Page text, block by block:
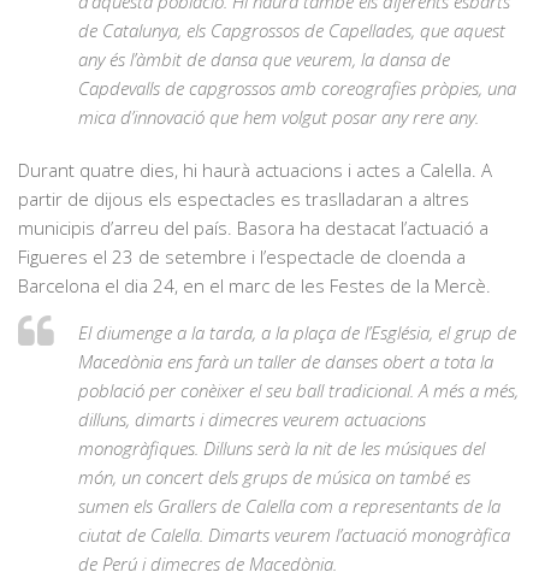
de Catalunya, els Capgrossos de Capellades, que aquest
any és l’àmbit de dansa que veurem, la dansa de
Capdevalls de capgrossos amb coreografies pròpies, una
mica d’innovació que hem volgut posar any rere any.
Durant quatre dies, hi haurà actuacions i actes a Calella. A
partir de dijous els espectacles es traslladaran a altres
municipis d’arreu del país. Basora ha destacat l’actuació a
Figueres el 23 de setembre i l’espectacle de cloenda a
Barcelona el dia 24, en el marc de les Festes de la Mercè.
El diumenge a la tarda, a la plaça de l’Església, el grup de
Macedònia ens farà un taller de danses obert a tota la
població per conèixer el seu ball tradicional. A més a més,
dilluns, dimarts i dimecres veurem actuacions
monogràfiques. Dilluns serà la nit de les músiques del
món, un concert dels grups de música on també es
sumen els Grallers de Calella com a representants de la
ciutat de Calella. Dimarts veurem l’actuació monogràfica
de Perú i dimecres de Macedònia.